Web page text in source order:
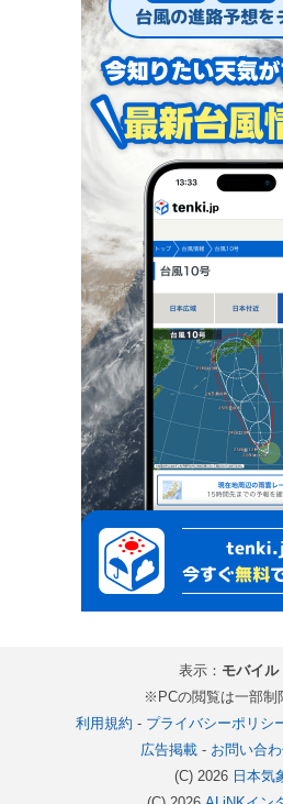
表示： モバイル
※PCの閲覧は一部制
利用規約 - プライバシーポリシ
広告掲載- お問い合
(C) 2026 日本気